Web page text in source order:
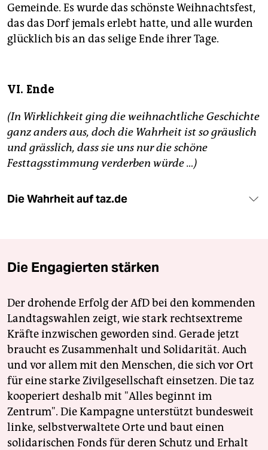
Gemeinde. Es wurde das schönste Weihnachtsfest,
das das Dorf jemals erlebt hatte, und alle wurden
glücklich bis an das selige Ende ihrer Tage.
VI. Ende
(In Wirklichkeit ging die weihnachtliche Geschichte
ganz anders aus, doch die Wahrheit ist so gräuslich
und grässlich, dass sie uns nur die schöne
Festtagsstimmung verderben würde …)
Die Wahrheit auf taz.de
Die Engagierten stärken
Der drohende Erfolg der AfD bei den kommenden
Landtagswahlen zeigt, wie stark rechtsextreme
Kräfte inzwischen geworden sind. Gerade jetzt
braucht es Zusammenhalt und Solidarität. Auch
und vor allem mit den Menschen, die sich vor Ort
für eine starke Zivilgesellschaft einsetzen. Die taz
kooperiert deshalb mit "Alles beginnt im
Zentrum". Die Kampagne unterstützt bundesweit
linke, selbstverwaltete Orte und baut einen
solidarischen Fonds für deren Schutz und Erhalt